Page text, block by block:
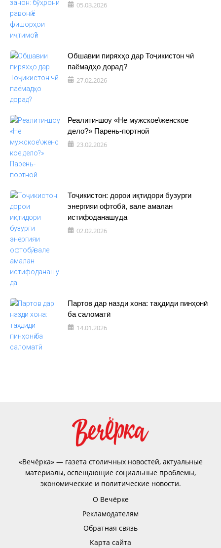
05.03.2026
Обшавии пиряхҳо дар Тоҷикистон чӣ
паёмадҳо дорад?
27.02.2026
Реалити-шоу «Не мужское\женское
дело?» Парень-портной
23.02.2026
Тоҷикистон: дорои иқтидори бузурги
энергияи офтобӣ, вале амалан
истифоданашуда
02.02.2026
Партов дар назди хона: таҳдиди пинҳонӣ
ба саломатӣ
14.01.2026
«Вечёрка» — газета столичных новостей, актуальные
материалы, освещающие социальные проблемы,
экономические и политические новости.
О Вечёрке
Рекламодателям
Обратная связь
Карта сайта